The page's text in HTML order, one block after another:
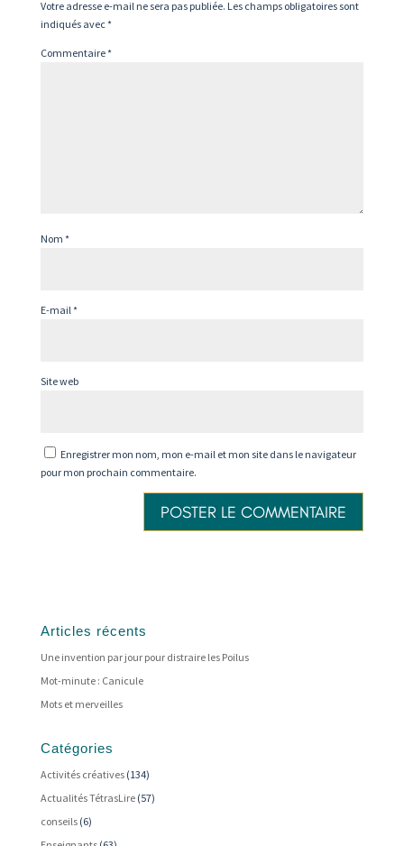
Votre adresse e-mail ne sera pas publiée. Les champs obligatoires sont
indiqués avec*
Commentaire*
Nom *
E-mail*
Site web
Enregistrer mon nom, mon e-mail et mon site dans le navigateur
pour mon prochain commentaire.
Articles récents
Une invention par jour pour distraire les Poilus
Mot-minute : Canicule
Mots et merveilles
Catégories
Activités créatives(134)
Actualités TétrasLire(57)
conseils(6)